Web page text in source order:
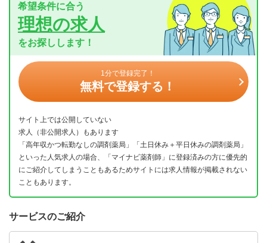
希望条件に合う
理想の求人
をお探しします！
1分で登録完了！
無料で登録する！
サイト上では公開していない
求人（非公開求人）もあります
「高年収かつ転勤なしの調剤薬局」「土日休み＋平日休みの調剤薬局」
といった人気求人の場合、「マイナビ薬剤師」に登録済みの方に優先的
にご紹介してしまうこともあるためサイトには求人情報が掲載されない
こともあります。
サービスのご紹介